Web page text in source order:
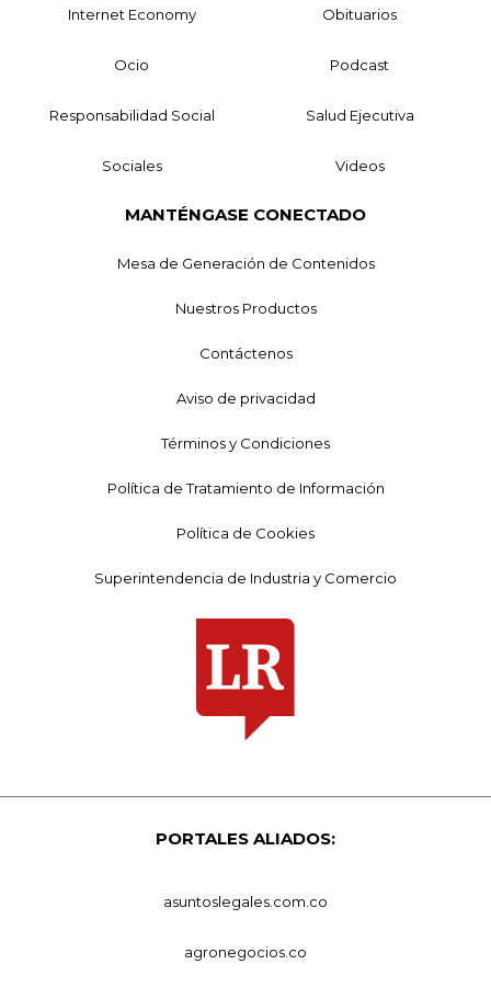
Internet Economy Obituarios
Ocio Podcast
Responsabilidad Social Salud Ejecutiva
Sociales Videos
MANTÉNGASE CONECTADO
Mesa de Generación de Contenidos
Nuestros Productos
Contáctenos
Aviso de privacidad
Términos y Condiciones
Política de Tratamiento de Información
Política de Cookies
Superintendencia de Industria y Comercio
PORTALES ALIADOS:
asuntoslegales.com.co
agronegocios.co